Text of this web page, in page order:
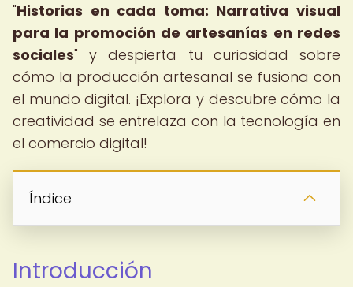
"Historias en cada toma: Narrativa visual
para la promoción de artesanías en redes
sociales" y despierta tu curiosidad sobre
cómo la producción artesanal se fusiona con
el mundo digital. ¡Explora y descubre cómo la
creatividad se entrelaza con la tecnología en
el comercio digital!
Índice
Introducción